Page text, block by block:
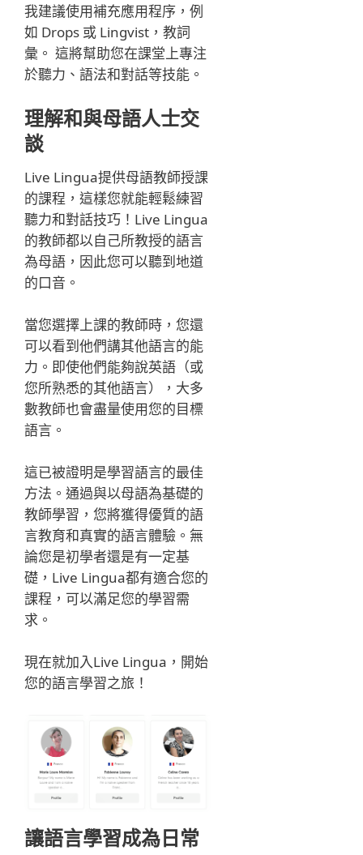
我建議使用補充應用程序，例
如 Drops 或 Lingvist，教詞
彙。 這將幫助您在課堂上專注
於聽力、語法和對話等技能。
理解和與母語人士交
談
Live Lingua提供母語教師授課
的課程，這樣您就能輕鬆練習
聽力和對話技巧！Live Lingua
的教師都以自己所教授的語言
為母語，因此您可以聽到地道
的口音。
當您選擇上課的教師時，您還
可以看到他們講其他語言的能
力。即使他們能夠說英語（或
您所熟悉的其他語言），大多
數教師也會盡量使用您的目標
語言。
這已被證明是學習語言的最佳
方法。通過與以母語為基礎的
教師學習，您將獲得優質的語
言教育和真實的語言體驗。無
論您是初學者還是有一定基
礎，Live Lingua都有適合您的
課程，可以滿足您的學習需
求。
現在就加入Live Lingua，開始
您的語言學習之旅！
讓語言學習成為日常